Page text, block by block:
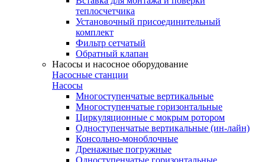
теплосчетчика
Установочный присоединительный
комплект
Фильтр сетчатый
Обратный клапан
Насосы и насосное оборудование
Насосные станции
Насосы
Многоступенчатые вертикальные
Многоступенчатые горизонтальные
Циркуляционные с мокрым ротором
Одноступенчатые вертикальные (ин-лайн)
Консольно-моноблочные
Дренажные погружные
Одноступенчатые горизонтальные